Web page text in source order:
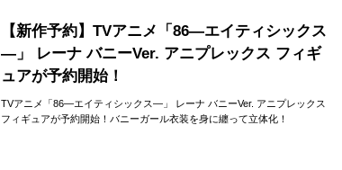
【新作予約】TVアニメ「86―エイティシックス
―」 レーナ バニーVer. アニプレックス フィギ
ュアが予約開始！
TVアニメ「86―エイティシックス―」 レーナ バニーVer. アニプレックス
フィギュアが予約開始！バニーガール衣装を身に纏って立体化！